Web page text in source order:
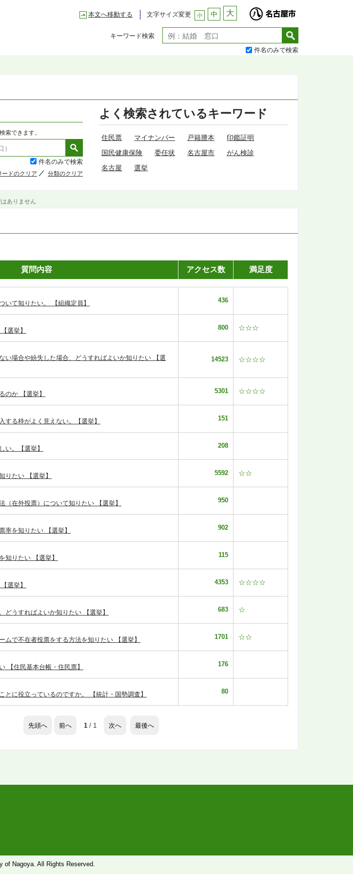
本文へ移動する 文字サイズ変更 小 中 大
キーワード検索
件名のみで検索
索できます。
件名のみで検索
ードのクリア 分類のクリア
よく検索されているキーワード
住民票 マイナンバー 戸籍謄本
印鑑証明
国民健康保険
委任状 名古屋市
がん検診
名古屋
選挙
ありません
質問内容 アクセス数 満足度
いて知りたい。 【組織定員】 436
選挙】 800 ☆☆☆
い場合や紛失した場合、どうすればよいか知りたい 【選
14523 ☆☆☆☆
のか 【選挙】 5301 ☆☆☆☆
する枠がよく見えない。【選挙】 151
い。【選挙】 208
りたい 【選挙】 5592 ☆☆
（在外投票）について知りたい 【選挙】 950
率を知りたい 【選挙】 902
知りたい 【選挙】 115
選挙】 4353 ☆☆☆☆
どうすればよいか知りたい 【選挙】 683 ☆
ムで不在者投票をする方法を知りたい 【選挙】 1701 ☆☆
【住民基本台帳・住民票】 176
とに役立っているのですか。 【統計・国勢調査】 80
先頭へ 前へ 1 / 1 次へ 最後へ
of Nagoya. All Rights Reserved.